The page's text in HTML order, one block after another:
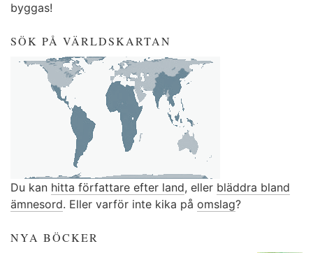
byggas!
SÖK PÅ VÄRLDSKARTAN
Du kan hitta författare efter land, eller bläddra bland
ämnesord. Eller varför inte kika på omslag?
NYA BÖCKER